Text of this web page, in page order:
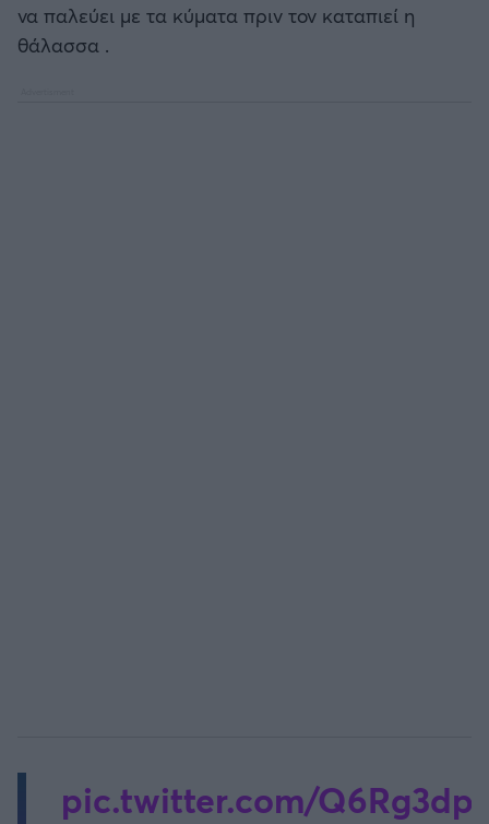
Μπαρτσελόνα
να παλεύει με τα κύματα πριν τον καταπιεί η
θάλασσα .
pic.twitter.com/